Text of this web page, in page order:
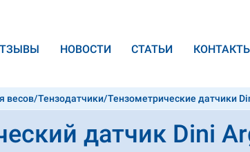
НОВОСТИ CТАТЬИ
весов/Тензодатчики/Тензометрические датчики
датчик Dini